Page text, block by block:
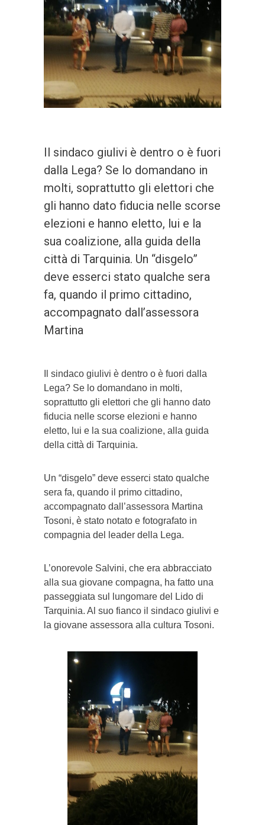
Il sindaco giulivi è dentro o è fuori
dalla Lega? Se lo domandano in
molti, soprattutto gli elettori che
gli hanno dato fiducia nelle scorse
elezioni e hanno eletto, lui e la
sua coalizione, alla guida della
città di Tarquinia. Un “disgelo”
deve esserci stato qualche sera
fa, quando il primo cittadino,
accompagnato dall’assessora
Martina
Il sindaco giulivi è dentro o è fuori dalla
Lega? Se lo domandano in molti,
soprattutto gli elettori che gli hanno dato
fiducia nelle scorse elezioni e hanno
eletto, lui e la sua coalizione, alla guida
della città di Tarquinia.
Un “disgelo” deve esserci stato qualche
sera fa, quando il primo cittadino,
accompagnato dall’assessora Martina
Tosoni, è stato notato e fotografato in
compagnia del leader della Lega.
L’onorevole Salvini, che era abbracciato
alla sua giovane compagna, ha fatto una
passeggiata sul lungomare del Lido di
Tarquinia. Al suo fianco il sindaco giulivi e
la giovane assessora alla cultura Tosoni.